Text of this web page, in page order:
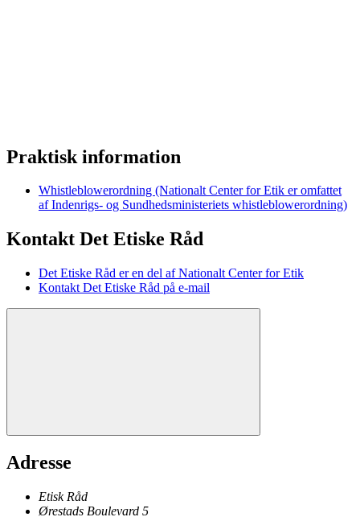
Praktisk information
Whistleblowerordning (Nationalt Center for Etik er omfattet
af Indenrigs- og Sundhedsministeriets whistleblowerordning)
Kontakt Det Etiske Råd
Det Etiske Råd er en del af Nationalt Center for Etik
Kontakt Det Etiske Råd på e-mail
Adresse
Etisk Råd
Ørestads Boulevard 5